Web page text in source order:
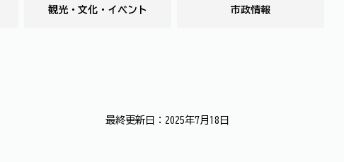
観光・文化・イベント 市政情報
最終更新日：2025年7月18日